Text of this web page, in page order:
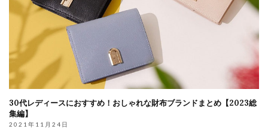
30代レディースにおすすめ！おしゃれな財布ブランドまとめ【2023総
集編】
2021年11月24日